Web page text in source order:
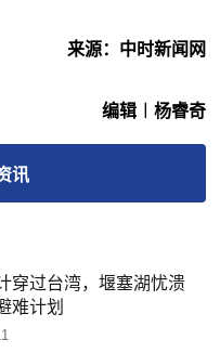
来源：中时新闻网
编辑︱杨睿奇
讯
穿过台湾，堰塞湖忧溃
难计划